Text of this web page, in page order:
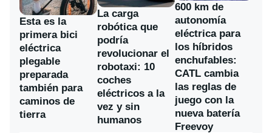
Esta es la
primera bici
eléctrica
plegable
preparada
también para
caminos de
tierra
La carga
robótica que
podría
revolucionar el
robotaxi: 10
coches
eléctricos a la
vez y sin
humanos
600 km de
autonomía
eléctrica para
los híbridos
enchufables:
CATL cambia
las reglas de
juego con la
nueva batería
Freevoy